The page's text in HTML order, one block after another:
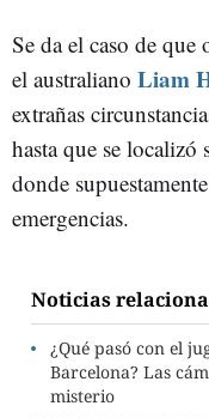
Se da el caso de que
el australiano Liam
extrañas
hasta que se localizó
donde
emergencias.
Noticias
¿Qué pasó con el
Barcelona? Las
misterio